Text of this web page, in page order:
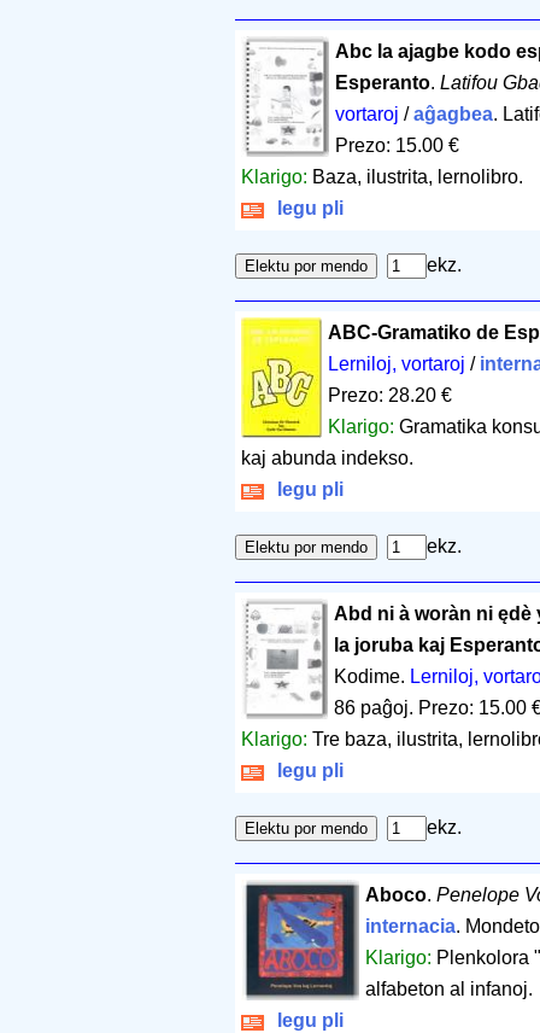
Abc la ajagbe kodo
Esperanto. Latifou
vortaroj /aĝagbea.
Prezo: 15.00 €
Klarigo: Baza, ilustrita, lernolibro.
legu pli
ekz.
ABC-Gramatiko de
Lerniloj, vortaroj /
Prezo: 28.20 €
Klarigo: Gramatika
kaj abunda indekso.
legu pli
ekz.
Abd ni à woràn ni ędè
la joruba kaj
Kodime. Lerniloj,
86 paĝoj. Prezo: 15.00
Klarigo: Tre baza, ilustrita,
legu pli
ekz.
Aboco.Penelope
internacia.
Klarigo: Plenkolora
alfabeton al infanoj.
legu pli